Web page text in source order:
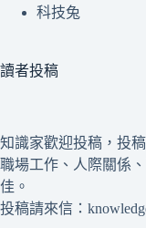
科技兔
讀者投稿
知識家歡迎投稿，投
職場工作、人際關係
佳。
投稿請來信：